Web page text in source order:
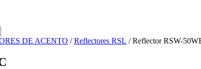
DE ACENTO /Reflectores RSL / Reflector RSW-